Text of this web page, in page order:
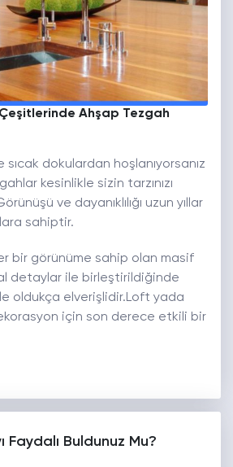
Ahşap Tezgah
dokulardan hoşlanıyorsanız
kesinlikle sizin tarzınızı
ve dayanıklılığı uzun yıllar
sahiptir.
bir görünüme sahip olan masif
detaylar ile birleştirildiğinde
oldukça elverişlidir.Loft yada
için son derece etkili bir
Faydalı Buldunuz Mu?